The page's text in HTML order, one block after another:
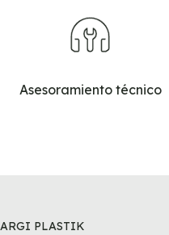
Asesoramiento técnico
NAVEGACIÓN
ARGI PLASTIK